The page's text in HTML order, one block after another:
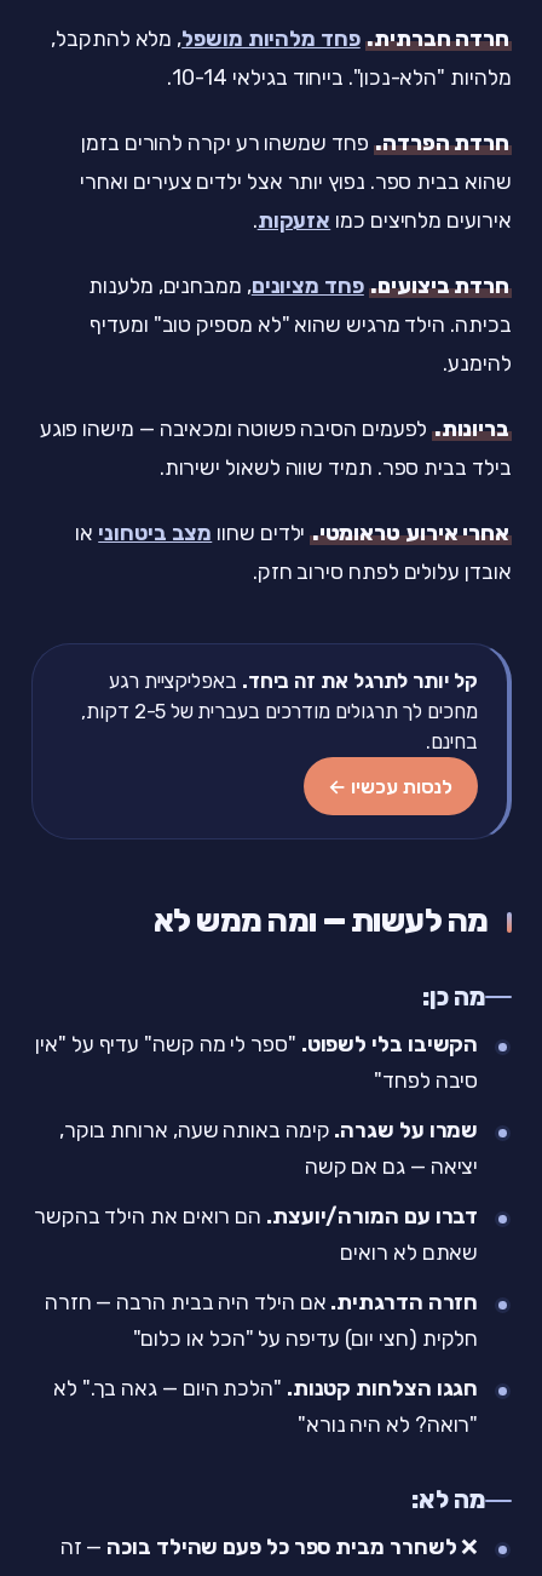
חרדה חברתית. פחד מלהיות מושפל, מלא להתקבל,
מלהיות "הלא-נכון". בייחוד בגילאי 10-14.
חרדת הפרדה. פחד שמשהו רע יקרה להורים בזמן
שהוא בבית ספר. נפוץ יותר אצל ילדים צעירים ואחרי
אירועים מלחיצים כמו אזעקות.
חרדת ביצועים. פחד מציונים, ממבחנים, מלענות
בכיתה. הילד מרגיש שהוא "לא מספיק טוב" ומעדיף
להימנע.
בריונות.לפעמים הסיבה פשוטה ומכאיבה — מישהו פוגע
בילד בבית ספר. תמיד שווה לשאול ישירות.
אחרי אירוע טראומטי.ילדים שחוו מצב ביטחוני או
אובדן עלולים לפתח סירוב חזק.
קל יותר לתרגל את זה ביחד. באפליקציית רגע
מחכים לך תרגולים מודרכים בעברית של 2-5 דקות,
בחינם.
לנסות עכשיו ←
מה לעשות — ומה ממש לא
מה כן:
הקשיבו בלי לשפוט. "ספר לי מה קשה" עדיף על "אין
סיבה לפחד"
שמרו על שגרה. קימה באותה שעה, ארוחת בוקר,
יציאה — גם אם קשה
דברו עם המורה/יועצת. הם רואים את הילד בהקשר
שאתם לא רואים
חזרה הדרגתית. אם הילד היה בבית הרבה — חזרה
חלקית (חצי יום) עדיפה על "הכל או כלום"
חגגו הצלחות קטנות. "הלכת היום — גאה בך." לא
"רואה? לא היה נורא"
מה לא:
❌לשחרר מבית ספר כל פעם שהילד בוכה — זה